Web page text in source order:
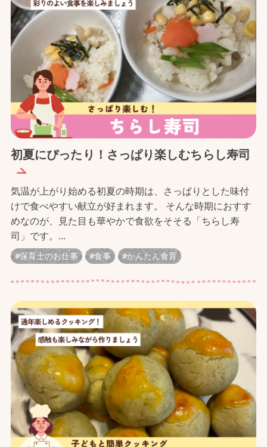
初夏にぴったり！さっぱり楽しむちらし寿司
気温が上がり始める初夏の時期は、さっぱりとした味付
けで食べやすい献立が好まれます。 そんな時期におすす
めなのが、見た目も華やかで食欲をそそる「ちらし寿
司」です。...
保育士のお仕事 食事 かんたん食育